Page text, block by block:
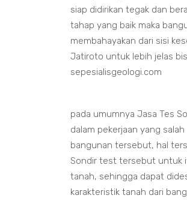
siap didirikan tegak dan
tahap yang baik maka
membahayakan dari sisi
Jatiroto untuk lebih jelas
sepesialisgeologi.com
pada umumnya Jasa Tes
dalam pekerjaan yang
bangunan tersebut, hal
Sondir test tersebut untuk
tanah, sehingga dapat
karakteristik tanah dari